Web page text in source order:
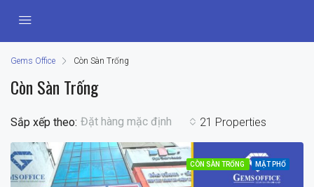
Gems Office Còn Sàn Trống
Còn Sàn Trống
21 Properties
Sắp xếp theo: Đặt hàng mặc định
CÒN SÀN TRỐNG MẶT PHỐ